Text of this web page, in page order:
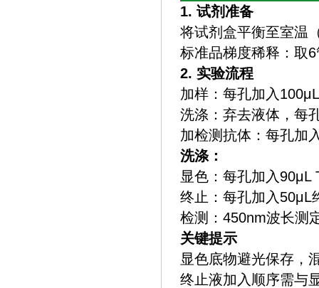
1. 试剂准备
将试剂盒平衡至室温
标准品梯度稀释：取
2. 实验流程
加样‌：每孔加入
洗涤‌：弃去液体，每
加检测抗体‌：每孔加
‌洗涤‌：
显色‌：每孔加入
终止‌：每孔加入50μL
检测‌：450nm波长测
关键提示
显色底物避光保存，
终止液加入顺序需与